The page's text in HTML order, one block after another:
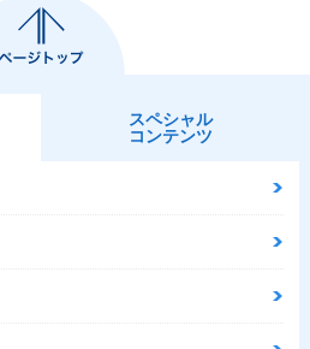
スペシャル
コンテンツ